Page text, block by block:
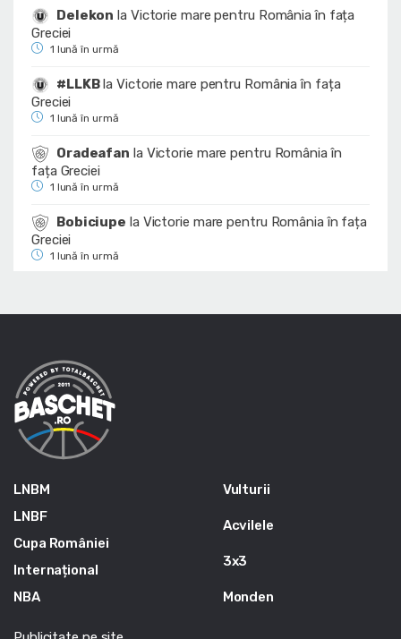
Delekon la Victorie mare pentru România în fața
Greciei
1 lună în urmă
#LLKBlaVictorie mare pentru România în fața
Greciei
1 lună în urmă
Oradeafan la Victorie mare pentru România în
fața Greciei
1 lună în urmă
Bobiciupe la Victorie mare pentru România în fața
Greciei
1 lună în urmă
LNBM
LNBF
Cupa României
Internațional
NBA
Vulturii
Acvilele
3x3
Monden